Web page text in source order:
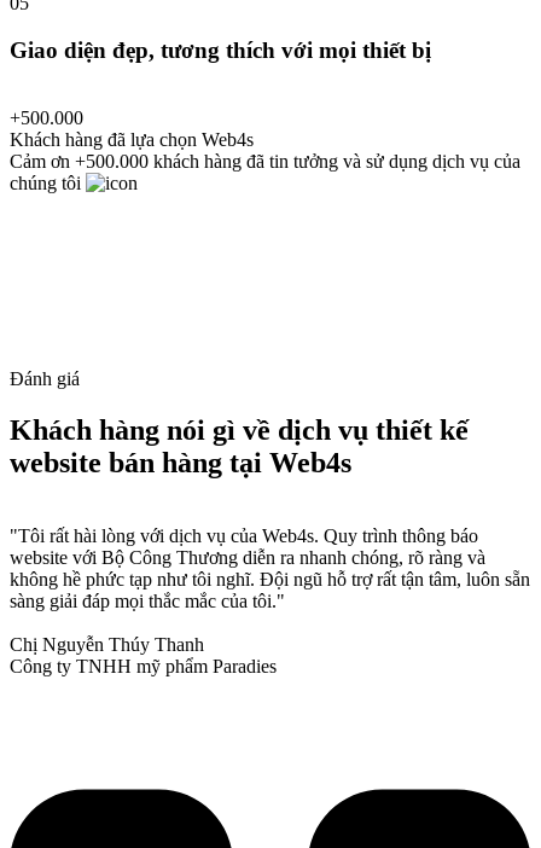
Giao diện đẹp, tương thích với mọi thiết bị
+500.000
Khách hàng đã lựa chọn Web4s
Cảm ơn +500.000 khách hàng đã tin tưởng và sử dụng dịch vụ của
chúng tôi
Đánh giá
Khách hàng nói gì về dịch vụ thiết kế
website bán hàng tại Web4s
"Tôi rất hài lòng với dịch vụ của Web4s. Quy trình thông báo
website với Bộ Công Thương diễn ra nhanh chóng, rõ ràng và
không hề phức tạp như tôi nghĩ. Đội ngũ hỗ trợ rất tận tâm, luôn sẵn
sàng giải đáp mọi thắc mắc của tôi."
Chị Nguyễn Thúy Thanh
Công ty TNHH mỹ phẩm Paradies